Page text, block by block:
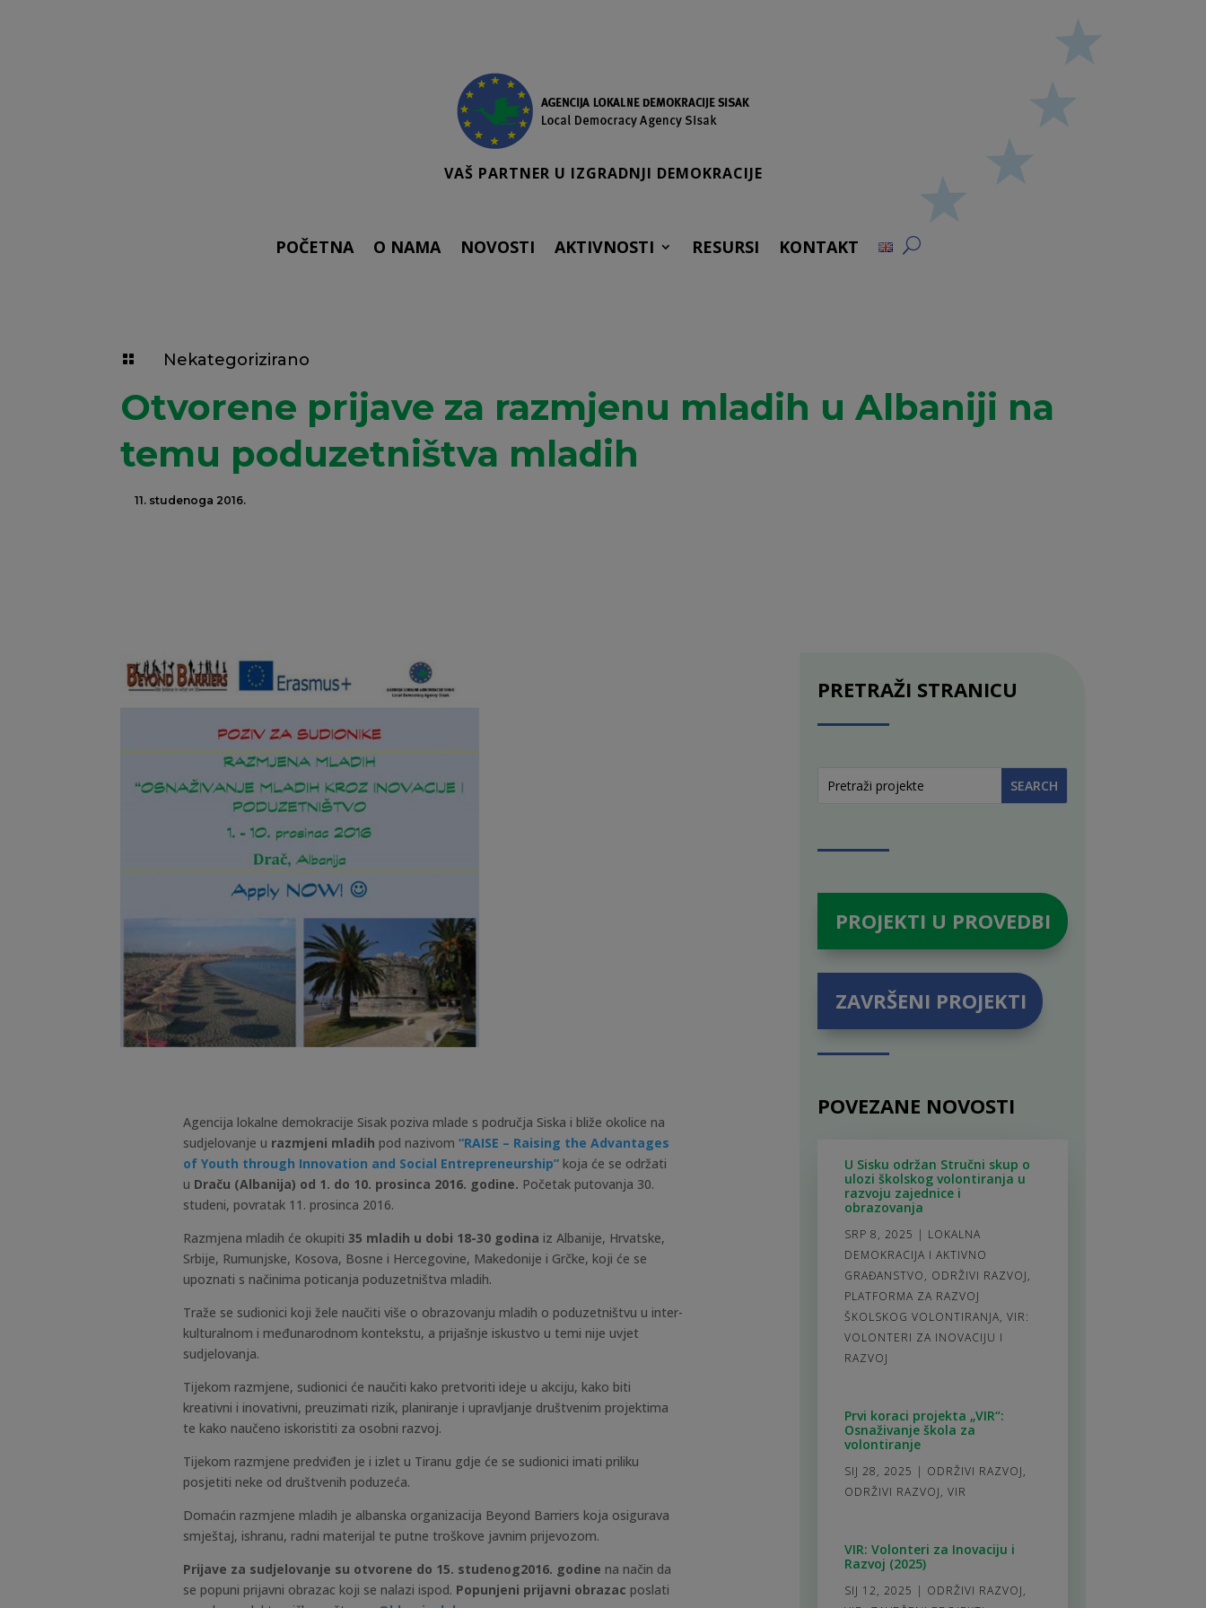
VAŠ PARTNER U IZGRADNJI DEMOKRACIJE
POČETNA O NAMA NOVOSTI AKTIVNOSTI RESURSI KONTAKT
 Nekategorizirano
Otvorene prijave za razmjenu mladih u Albaniji na
temu poduzetništva mladih
11. studenoga 2016.
Agencija lokalne demokracije Sisak poziva mlade s područja Siska i bliže okolice na
sudjelovanje u razmjeni mladih pod nazivom“RAISE – Raising the Advantages
of Youth through Innovation and Social Entrepreneurship” koja će se održati
u Draču (Albanija) od 1. do 10. prosinca 2016. godine. Početak putovanja 30.
studeni, povratak 11. prosinca 2016.
Razmjena mladih će okupiti35 mladih u dobi 18-30 godina iz Albanije, Hrvatske,
Srbije, Rumunjske, Kosova, Bosne i Hercegovine, Makedonije i Grčke, koji će se
upoznati s načinima poticanja poduzetništva mladih.
Traže se sudionici koji žele naučiti više o obrazovanju mladih o poduzetništvu u inter-
kulturalnom i međunarodnom kontekstu, a prijašnje iskustvo u temi nije uvjet
sudjelovanja.
Tijekom razmjene, sudionici će naučiti kako pretvoriti ideje u akciju, kako biti
kreativni i inovativni, preuzimati rizik, planiranje i upravljanje društvenim projektima
te kako naučeno iskoristiti za osobni razvoj.
Tijekom razmjene predviđen je i izlet u Tiranu gdje će se sudionici imati priliku
posjetiti neke od društvenih poduzeća.
Domaćin razmjene mladih je albanska organizacija Beyond Barriers koja osigurava
smještaj, ishranu, radni materijal te putne troškove javnim prijevozom.
Prijave za sudjelovanje su otvorene do 15. studenog2016. godine na način da
se popuni prijavni obrazac koji se nalazi ispod. Popunjeni prijavni obrazac poslati
PRETRAŽI STRANICU
PROJEKTI U PROVEDBI
ZAVRŠENI PROJEKTI
POVEZANE NOVOSTI
U Sisku održan Stručni skup o
ulozi školskog volontiranja u
razvoju zajednice i
obrazovanja
SRP 8, 2025 | LOKALNA
DEMOKRACIJA I AKTIVNO
GRAĐANSTVO, ODRŽIVI RAZVOJ,
PLATFORMA ZA RAZVOJ
ŠKOLSKOG VOLONTIRANJA, VIR:
VOLONTERI ZA INOVACIJU I
RAZVOJ
Prvi koraci projekta „VIR“:
Osnaživanje škola za
volontiranje
SIJ 28, 2025 | ODRŽIVI RAZVOJ,
ODRŽIVI RAZVOJ, VIR
VIR: Volonteri za Inovaciju i
Razvoj (2025)
SIJ 12, 2025 | ODRŽIVI RAZVOJ,